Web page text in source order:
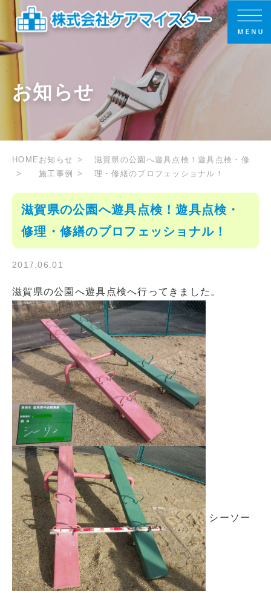
お知らせ
HOME お知らせ
施工事例
滋賀県の公園へ遊具点検！遊具点検・修
理・修繕のプロフェッショナル！
滋賀県の公園へ遊具点検！遊具点検・
修理・修繕のプロフェッショナル！
2017.06.01
滋賀県の公園へ遊具点検へ行ってきました。
シーソー